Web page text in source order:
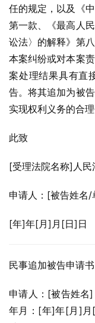
任的规定，以及《
第一款、《最高人
讼法〉的解释》第
本案纠纷或对本案
案处理结果具有直
告。将其追加为被
实现权利义务的合
此致
[受理法院名称]人民
申请人：[被告姓名/
[年]年[月]月[日]日
民事追加被告申请书
申请人：[被告姓
年月：[年]年[月]月